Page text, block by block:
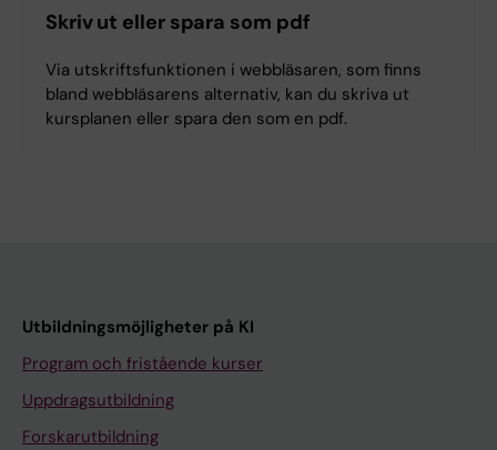
Skriv ut eller spara som pdf
Via utskriftsfunktionen i webbläsaren, som finns
bland webbläsarens alternativ, kan du skriva ut
kursplanen eller spara den som en pdf.
Utbildningsmöjligheter på KI
Program och fristående kurser
Uppdragsutbildning
Forskarutbildning